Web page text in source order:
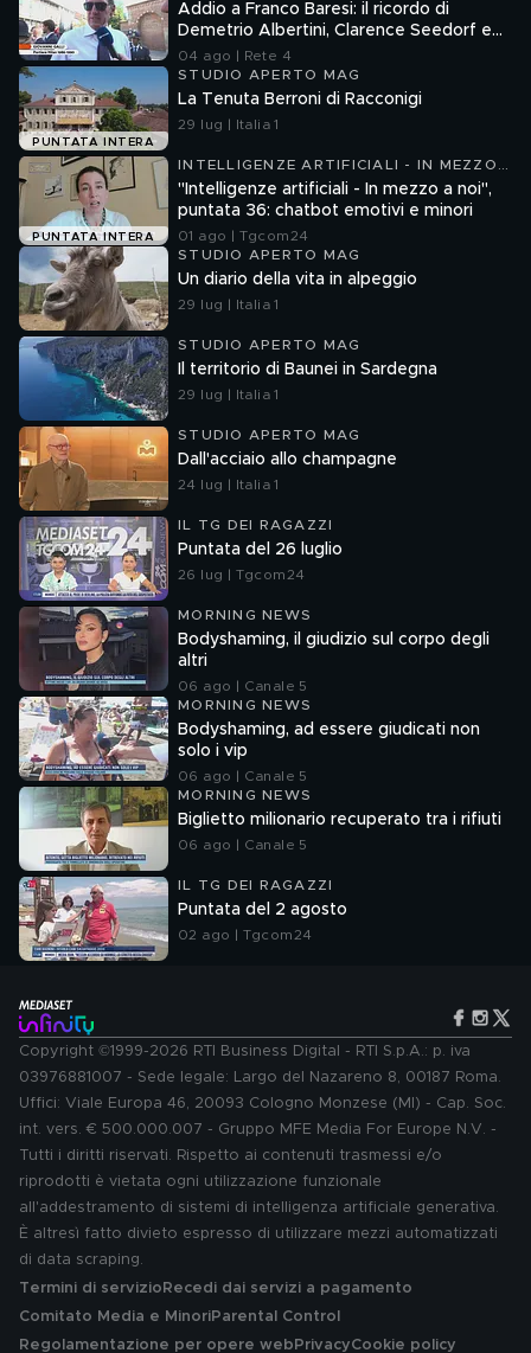
Addio a Franco Baresi: il ricordo di
Demetrio Albertini, Clarence Seedorf e
Giovanni Galli
04 ago | Rete 4
PUNTATA INTERA
STUDIO APERTO MAG
La Tenuta Berroni di Racconigi
29 lug | Italia 1
PUNTATA INTERA
INTELLIGENZE ARTIFICIALI - IN MEZZO
A NOI
"Intelligenze artificiali - In mezzo a noi",
puntata 36: chatbot emotivi e minori
01 ago | Tgcom24
STUDIO APERTO MAG
Un diario della vita in alpeggio
29 lug | Italia 1
STUDIO APERTO MAG
Il territorio di Baunei in Sardegna
29 lug | Italia 1
STUDIO APERTO MAG
Dall'acciaio allo champagne
24 lug | Italia 1
IL TG DEI RAGAZZI
Puntata del 26 luglio
26 lug | Tgcom24
MORNING NEWS
Bodyshaming, il giudizio sul corpo degli
altri
06 ago | Canale 5
MORNING NEWS
Bodyshaming, ad essere giudicati non
solo i vip
06 ago | Canale 5
MORNING NEWS
Biglietto milionario recuperato tra i rifiuti
06 ago | Canale 5
IL TG DEI RAGAZZI
Puntata del 2 agosto
02 ago | Tgcom24
Copyright ©1999-2026 RTI Business Digital - RTI S.p.A.: p. iva
03976881007 - Sede legale: Largo del Nazareno 8, 00187 Roma.
Uffici: Viale Europa 46, 20093 Cologno Monzese (MI) - Cap. Soc.
int. vers. € 500.000.007 - Gruppo MFE Media For Europe N.V. -
Tutti i diritti riservati. Rispetto ai contenuti trasmessi e/o
riprodotti è vietata ogni utilizzazione funzionale
all'addestramento di sistemi di intelligenza artificiale generativa.
È altresì fatto divieto espresso di utilizzare mezzi automatizzati
di data scraping.
Termini di servizio Recedi dai servizi a pagamento
Comitato Media e MinoriParental Control
Regolamentazione per opere web PrivacyCookie policy